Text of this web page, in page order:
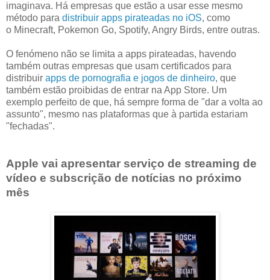
imaginava. Há empresas que estão a usar esse mesmo
método para distribuir apps pirateadas no iOS, como
o Minecraft, Pokemon Go, Spotify, Angry Birds, entre outras.
O fenómeno não se limita a apps pirateadas, havendo
também outras empresas que usam certificados para
distribuir apps de pornografia e jogos de dinheiro, que
também estão proibidas de entrar na App Store. Um
exemplo perfeito de que, há sempre forma de "dar a volta ao
assunto", mesmo nas plataformas que à partida estariam
"fechadas".
Apple vai apresentar serviço de streaming de
vídeo e subscrição de notícias no próximo
mês